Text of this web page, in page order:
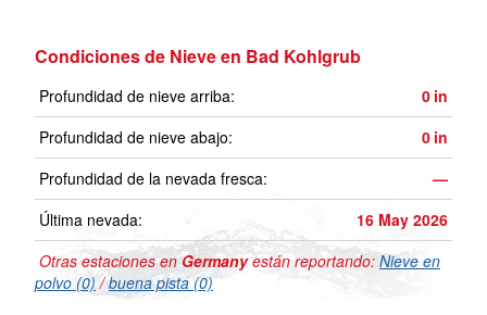
Condiciones de Nieve en Bad Kohlgrub
Profundidad de nieve arriba: 0 in
Profundidad de nieve abajo:
0 in
Profundidad de la nevada fresca:
—
Última nevada:
16 May 2026
Otras estaciones enGermanyestán reportando: Nieve en
polvo (0) /buena pista (0)